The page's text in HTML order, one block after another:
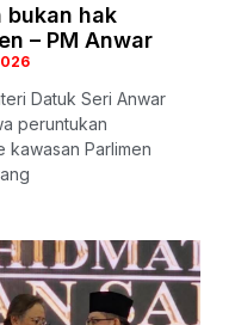
bukan hak
– PM Anwar
Datuk Seri Anwar
peruntukan
kawasan Parlimen